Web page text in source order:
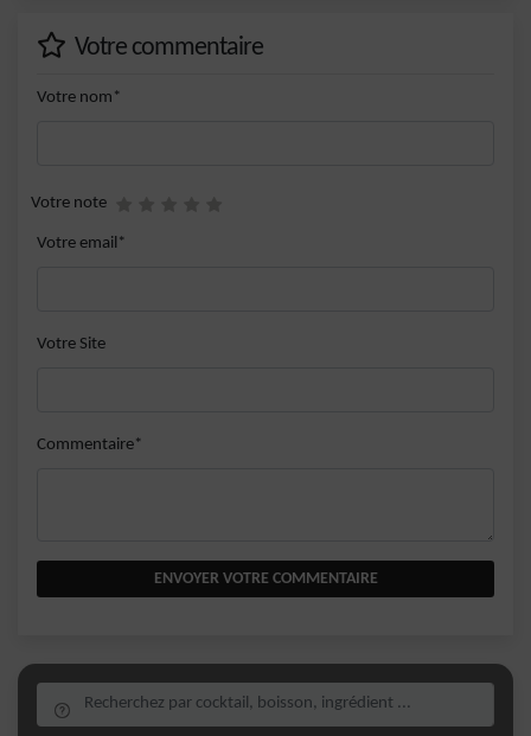
Votre commentaire
Votre nom*
Votre note
Votre email*
Votre Site
Commentaire*
ENVOYER VOTRE COMMENTAIRE